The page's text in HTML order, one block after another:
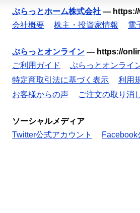
ぷらっとホーム株式会社 —
会社概要
株主・投資家情報 電
ぷらっとオンライン — https://
ご利用ガイド
ぷらっとオンライ
特定商取引法に基づく表示
利用
お客様からの声
ご注文の取り消
ソーシャルメディア
Twitter公式アカウント
Facebook